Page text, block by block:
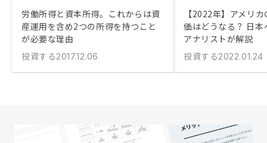
労働所得と資本所得。これからは資
産運用を含め2つの所得を持つこと
が必要な理由
投資する2017.12.06
【2022年】アメリ
価はどうなる？ 日
アナリストが解説
投資する2022.01.24